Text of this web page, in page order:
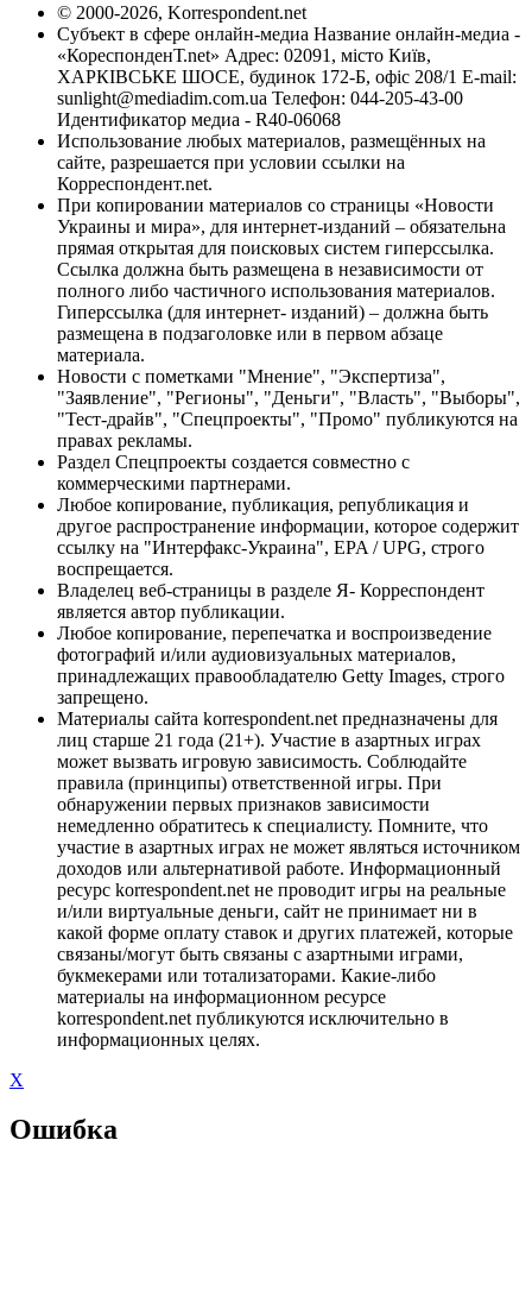
© 2000-2026, Korrespondent.net
Субъект в сфере онлайн-медиа Название онлайн-медиа -
«КореспонденТ.net» Адрес: 02091, місто Київ,
ХАРКІВСЬКЕ ШОСЕ, будинок 172-Б, офіс 208/1 E-mail:
sunlight@mediadim.com.ua Телефон: 044-205-43-00
Идентификатор медиа - R40-06068
Использование любых материалов, размещённых на
сайте, разрешается при условии ссылки на
Корреспондент.net.
При копировании материалов со страницы «Новости
Украины и мира», для интернет-изданий – обязательна
прямая открытая для поисковых систем гиперссылка.
Ссылка должна быть размещена в независимости от
полного либо частичного использования материалов.
Гиперссылка (для интернет- изданий) – должна быть
размещена в подзаголовке или в первом абзаце
материала.
Новости с пометками "Мнение", "Экспертиза",
"Заявление", "Регионы", "Деньги", "Власть", "Выборы",
"Тест-драйв", "Спецпроекты", "Промо" публикуются на
правах рекламы.
Раздел Спецпроекты создается совместно с
коммерческими партнерами.
Любое копирование, публикация, републикация и
другое распространение информации, которое содержит
ссылку на "Интерфакс-Украина", EPA / UPG, строго
воспрещается.
Владелец веб-страницы в разделе Я- Корреспондент
является автор публикации.
Любое копирование, перепечатка и воспроизведение
фотографий и/или аудиовизуальных материалов,
принадлежащих правообладателю Getty Images, строго
запрещено.
Материалы сайта korrespondent.net предназначены для
лиц старше 21 года (21+). Участие в азартных играх
может вызвать игровую зависимость. Соблюдайте
правила (принципы) ответственной игры. При
обнаружении первых признаков зависимости
немедленно обратитесь к специалисту. Помните, что
участие в азартных играх не может являться источником
доходов или альтернативой работе. Информационный
ресурс korrespondent.net не проводит игры на реальные
и/или виртуальные деньги, сайт не принимает ни в
какой форме оплату ставок и других платежей, которые
связаны/могут быть связаны с азартными играми,
букмекерами или тотализаторами. Какие-либо
материалы на информационном ресурсе
korrespondent.net публикуются исключительно в
информационных целях.
X
Ошибка